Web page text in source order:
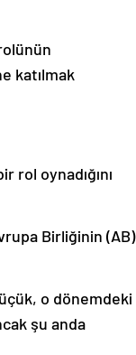
katılmak
rol oynadığını
Birliğinin (AB)
o dönemdeki
şu anda